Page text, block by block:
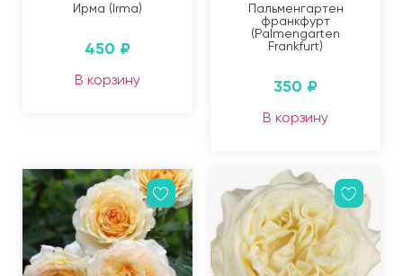
Ирма (Irma)
450 ₽
В корзину
Пальменгартен
франкфурт
(Palmengarten
Frankfurt)
350 ₽
В корзину